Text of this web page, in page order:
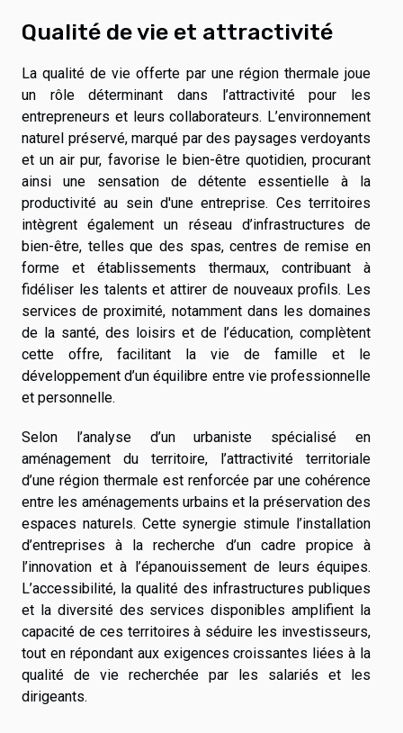
Qualité de vie et attractivité
La qualité de vie offerte par une région thermale joue
un rôle déterminant dans l’attractivité pour les
entrepreneurs et leurs collaborateurs. L’environnement
naturel préservé, marqué par des paysages verdoyants
et un air pur, favorise le bien-être quotidien, procurant
ainsi une sensation de détente essentielle à la
productivité au sein d'une entreprise. Ces territoires
intègrent également un réseau d’infrastructures de
bien-être, telles que des spas, centres de remise en
forme et établissements thermaux, contribuant à
fidéliser les talents et attirer de nouveaux profils. Les
services de proximité, notamment dans les domaines
de la santé, des loisirs et de l’éducation, complètent
cette offre, facilitant la vie de famille et le
développement d’un équilibre entre vie professionnelle
et personnelle.
Selon l’analyse d’un urbaniste spécialisé en
aménagement du territoire, l’attractivité territoriale
d’une région thermale est renforcée par une cohérence
entre les aménagements urbains et la préservation des
espaces naturels. Cette synergie stimule l’installation
d’entreprises à la recherche d’un cadre propice à
l’innovation et à l’épanouissement de leurs équipes.
L’accessibilité, la qualité des infrastructures publiques
et la diversité des services disponibles amplifient la
capacité de ces territoires à séduire les investisseurs,
tout en répondant aux exigences croissantes liées à la
qualité de vie recherchée par les salariés et les
dirigeants.